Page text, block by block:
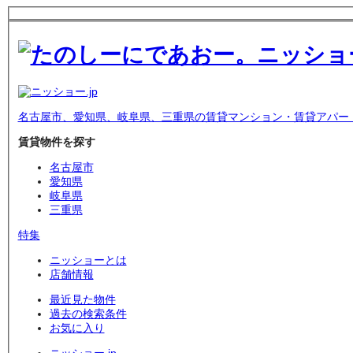
名古屋市、愛知県、岐阜県、三重県の賃貸マンション・賃貸アパー
賃貸物件を探す
名古屋市
愛知県
岐阜県
三重県
特集
ニッショーとは
店舗情報
最近見た物件
過去の検索条件
お気に入り